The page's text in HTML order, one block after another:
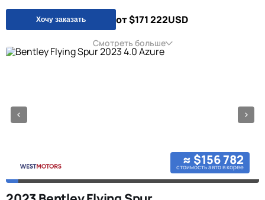
Хочу заказать от $171 222USD
Смотреть больше
≈ $156 782
стоимость авто в корее